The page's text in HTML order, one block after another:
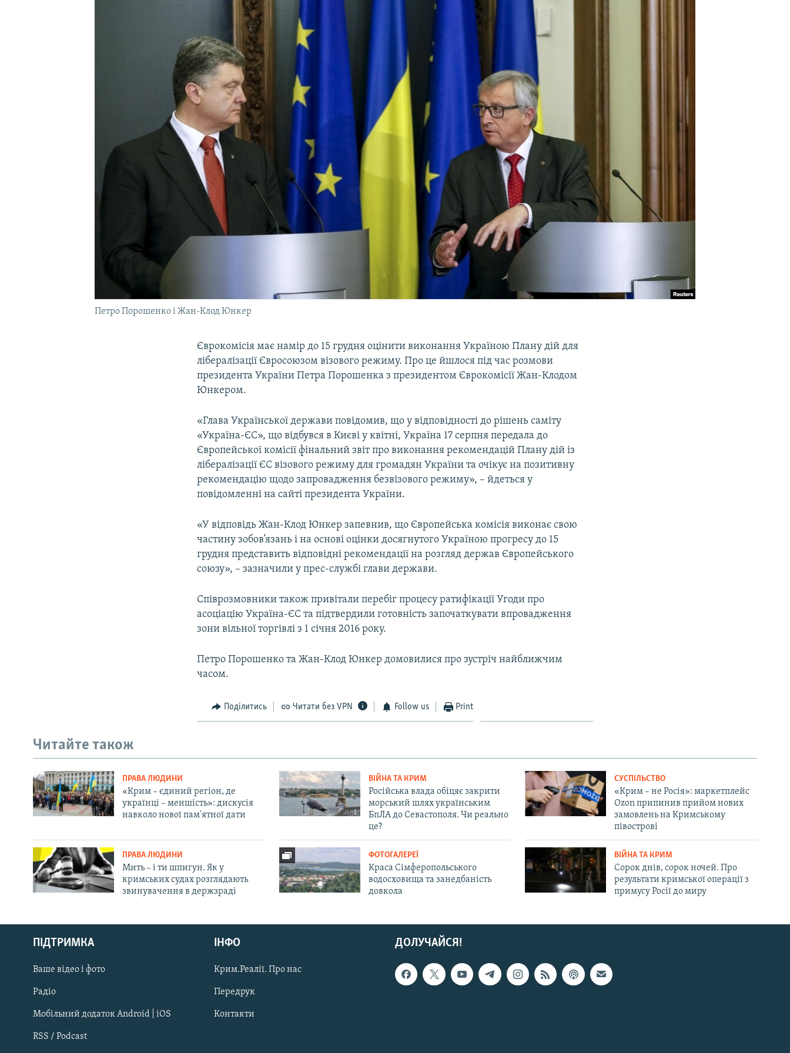
Русский
Qırımtatar
ДОЛУЧАЙСЯ!
Петро Порошенко і Жан-Клод Юнкер
Єврокомісія має намір до 15 грудня оцінити виконання Україною Плану дій для
лібералізації Євросоюзом візового режиму. Про це йшлося під час розмови
президента України Петра Порошенка з президентом Єврокомісії Жан-Клодом
Юнкером.
«Глава Української держави повідомив, що у відповідності до рішень саміту
«Україна-ЄС», що відбувся в Києві у квітні, Україна 17 серпня передала до
Європейської комісії фінальний звіт про виконання рекомендацій Плану дій із
лібералізації ЄС візового режиму для громадян України та очікує на позитивну
рекомендацію щодо запровадження безвізового режиму», – йдеться у
повідомленні на сайті президента України.
«У відповідь Жан-Клод Юнкер запевнив, що Європейська комісія виконає свою
частину зобов’язань і на основі оцінки досягнутого Україною прогресу до 15
грудня представить відповідні рекомендації на розгляд держав Європейського
союзу», – зазначили у прес-службі глави держави.
Співрозмовники також привітали перебіг процесу ратифікації Угоди про
асоціацію Україна-ЄС та підтвердили готовність започаткувати впровадження
зони вільної торгівлі з 1 січня 2016 року.
Петро Порошенко та Жан-Клод Юнкер домовилися про зустріч найближчим
часом.
Поділитись Читати без VPN Follow us Print
Читайте також
ПРАВА ЛЮДИНИ
«Крим – єдиний регіон, де
українці – меншість»: дискусія
навколо нової пам'ятної дати
ВІЙНА ТА КРИМ
Російська влада обіцяє закрити
морський шлях українським
БпЛА до Севастополя. Чи реально
це?
СУСПІЛЬСТВО
«Крим – не Росія»: маркетплейс
Ozon припинив прийом нових
замовлень на Кримському
півострові
ПРАВА ЛЮДИНИ
Мить – і ти шпигун. Як у
кримських судах розглядають
звинувачення в держзраді
ФОТОГАЛЕРЕЇ
Краса Сімферопольського
водосховища та занедбаність
довкола
ВІЙНА ТА КРИМ
Сорок днів, сорок ночей. Про
результати кримської операції з
примусу Росії до миру
ДОЛУЧАЙСЯ!
ПІДТРИМКА
Ваше відео і фото
Радіо
Мобільний додаток Android | iOS
RSS / Podcast
ІНФО
Крим.Реалії. Про нас
Передрук
Контакти